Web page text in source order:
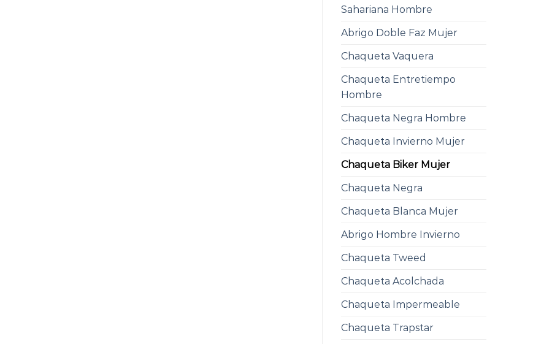
Sahariana Hombre
Abrigo Doble Faz Mujer
Chaqueta Vaquera
Chaqueta Entretiempo
Hombre
Chaqueta Negra Hombre
Chaqueta Invierno Mujer
Chaqueta Biker Mujer
Chaqueta Negra
Chaqueta Blanca Mujer
Abrigo Hombre Invierno
Chaqueta Tweed
Chaqueta Acolchada
Chaqueta Impermeable
Chaqueta Trapstar